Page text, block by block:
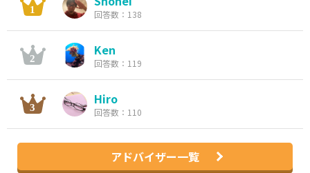
回答数：138
Ken
回答数：119
Hiro
回答数：110
アドバイザー一覧